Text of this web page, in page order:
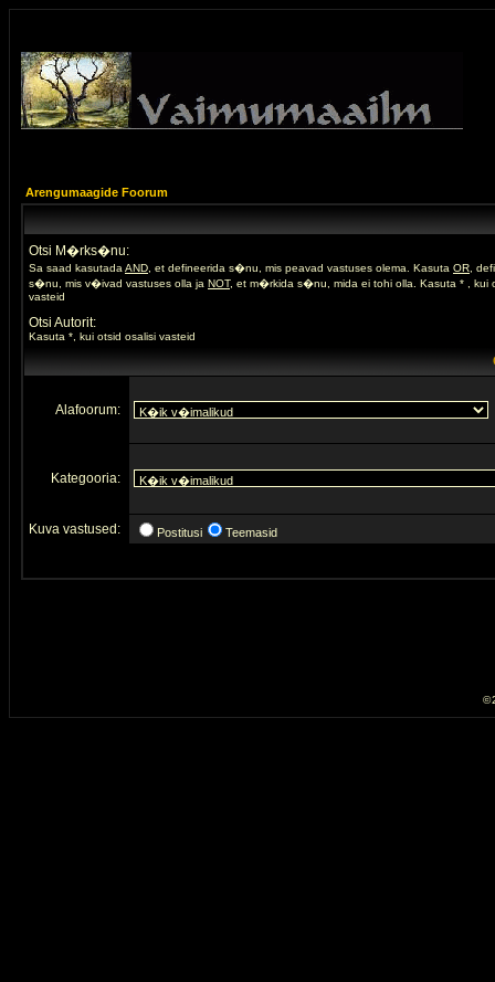
Arengumaagide Foorum
Otsi M�rks�nu:
Sa saad kasutada AND , et defineerida s�nu, mis peavad vastuses olema. Kasuta OR ,
s�nu, mis v�ivad vastuses olla ja NOT, et m�rkida s�nu, mida ei tohi olla. Kasuta * , kui
vasteid
Otsi Autorit:
Kasuta *, kui otsid osalisi vasteid
Alafoorum:
Kategooria:
Kuva vastused: Postitusi Teemasid
©